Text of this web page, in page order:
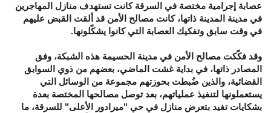
عصابة إجرامية مختصة في السرقة كانت تستهدف منازل المهاجرين
في مدينة المدينة ذاتها، كانت مصالح الأمن قد ألقت القبض عليهم
في وقت سابق وتفكيك العصابة التي كانوا يشكّلونها.
وقد فكّكت مصالح الأمن في مدينة الحسيمة هذه الشبكة، وفق
المصادر ذاتها، في بداية غشت الماضي، بعضهم من ذوي السوابق
القضائية، والذين ضُبطت بحوزتهم مجموعة من الوسائل التي
يستعملونها لتنفيذ عملياتهم، بعد توصل مصالحها المختصة بعدة
بشكايات تفيد بتعرض منازل في حي "ميرادور الأعلى" للسرقة، ما